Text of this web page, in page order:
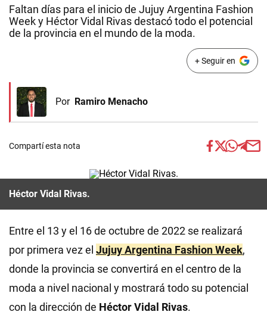
Faltan días para el inicio de Jujuy Argentina Fashion
Week y Héctor Vidal Rivas destacó todo el potencial
de la provincia en el mundo de la moda.
+ Seguir en
Por Ramiro Menacho
Compartí esta nota
Héctor Vidal Rivas.
Entre el 13 y el 16 de octubre de 2022 se realizará
por primera vez el Jujuy Argentina Fashion Week,
donde la provincia se convertirá en el centro de la
moda a nivel nacional y mostrará todo su potencial
con la dirección de Héctor Vidal Rivas.